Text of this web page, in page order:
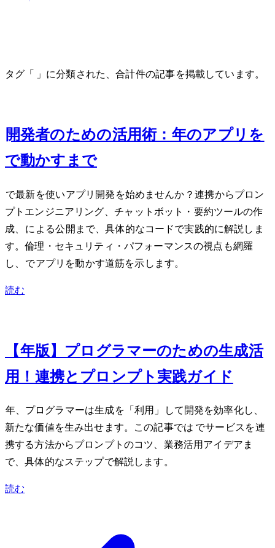
タグ「api-integration」に分類された、合計 2 件の記事を掲載しています。
Python開発者のためのLLM活用術：2026年のAIアプリをWeb
で動かすまで
Pythonで最新LLMを使いAIアプリ開発を始めませんか？API連携からプロン
プトエンジニアリング、CLIチャットボット・要約ツールの作
成、FastAPIによるWeb公開まで、具体的なコードで実践的に解説しま
す。倫理・セキュリティ・パフォーマンスの視点も網羅
し、PythonでAIアプリを動かす道筋を示します。
読む
【2026年版】プログラマーのための生成AI活
用！API連携とプロンプト実践ガイド
2026年、プログラマーは生成AIを「利用」して開発を効率化し、
新たな価値を生み出せます。この記事ではPython/JavaScriptでAIサービスをAPI連
携する方法からプロンプトのコツ、業務活用アイデアま
で、具体的なステップで解説します。
読む